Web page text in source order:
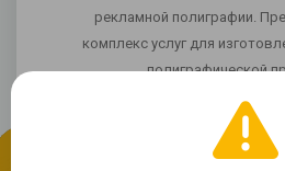
рекламной полиграфии.
комплекс услуг для
полиграфической